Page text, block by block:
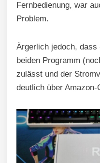
Fernbedienung, war
Problem.
Ärgerlich jedoch, dass
beiden Programm
zulässt und der
deutlich über Amazon-